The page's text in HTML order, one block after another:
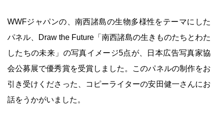
WWFジャパンの、南西諸島の生物多様性をテーマにした
パネル、Draw the Future「南西諸島の生きものたちとわた
したちの未来」の写真イメージ5点が、日本広告写真家協
会公募展で優秀賞を受賞しました。このパネルの制作をお
引き受けくださった、コピーライターの安田健一さんにお
話をうかがいました。